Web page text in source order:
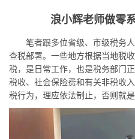
浪小辉老师做零
笔者跟多位省级、市级税务人
查税部署。一些地方根据当地税
税，是日常工作，也是税务部门
税收、社会保险费和有关非税收
税行为，理应依法制止，否则就是